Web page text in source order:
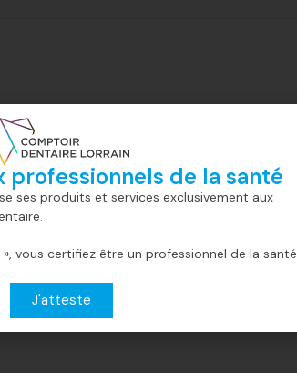
kg
professionnels de la santé
ses produits et services exclusivement aux
vous certifiez être un professionnel de la santé
J'atteste